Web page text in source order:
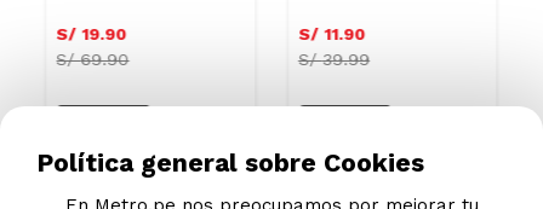
S/ 19.90
S/69.90
S/ 11.90
S/39.99
Política general sobre Cookies